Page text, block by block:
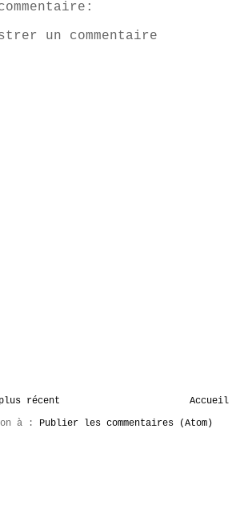
un commentaire
récent
Accueil
à : Publier les commentaires (Atom)